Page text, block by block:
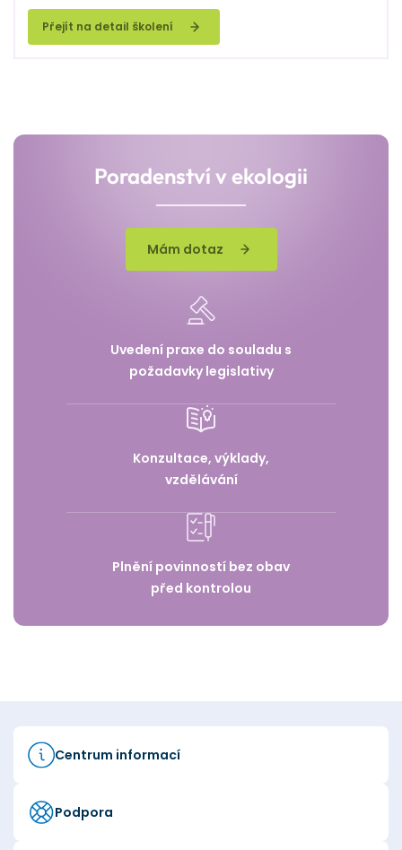
této souvislosti stavebníky trápí řada praktických
problémů, např. při nakládání s přebytky zemin.
vznikajícími ve stavebnictví.
Přejít na detail školení
Poradenství v ekologii
Mám dotaz
Uvedení praxe do souladu s
požadavky legislativy
Konzultace, výklady,
vzdělávání
Plnění povinností bez obav
před kontrolou
Centrum informací
Podpora